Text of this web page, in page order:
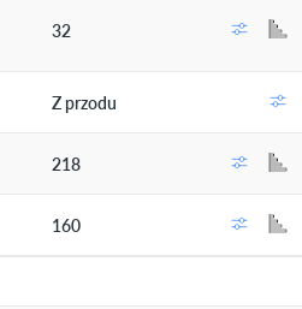
32
Z przodu
218
160